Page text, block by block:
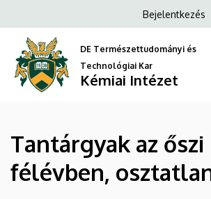
őszi
félévben,
osztatlan
képzés
a
tartalomra
Anonim
fiók
menüje
Bejelentkezés
DE Természettudományi és
Technológiai Kar
Kémiai Intézet
Tantárgyak az őszi
félévben,